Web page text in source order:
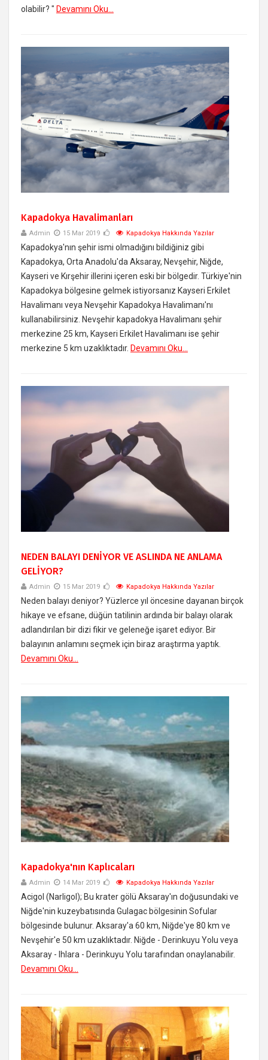
olabilir? " Devamını Oku...
Kapadokya Havalimanları
Admin 15 Mar 2019 Kapadokya Hakkında Yazılar
Kapadokya'nın şehir ismi olmadığını bildiğiniz gibi
Kapadokya, Orta Anadolu'da Aksaray, Nevşehir, Niğde,
Kayseri ve Kırşehir illerini içeren eski bir bölgedir. Türkiye'nin
Kapadokya bölgesine gelmek istiyorsanız Kayseri Erkilet
Havalimanı veya Nevşehir Kapadokya Havalimanı'nı
kullanabilirsiniz. Nevşehir kapadokya Havalimanı şehir
merkezine 25 km, Kayseri Erkilet Havalimanı ise şehir
merkezine 5 km uzaklıktadır. Devamını Oku...
NEDEN BALAYI DENİYOR VE ASLINDA NE ANLAMA
GELİYOR?
Admin 15 Mar 2019 Kapadokya Hakkında Yazılar
Neden balayı deniyor? Yüzlerce yıl öncesine dayanan birçok
hikaye ve efsane, düğün tatilinin ardında bir balayı olarak
adlandırılan bir dizi fikir ve geleneğe işaret ediyor. Bir
balayının anlamını seçmek için biraz araştırma yaptık.
Devamını Oku...
Kapadokya'nın Kaplıcaları
Admin 14 Mar 2019 Kapadokya Hakkında Yazılar
Acigol (Narligol); Bu krater gölü Aksaray'ın doğusundaki ve
Niğde'nin kuzeybatısında Gulagac bölgesinin Sofular
bölgesinde bulunur. Aksaray'a 60 km, Niğde'ye 80 km ve
Nevşehir'e 50 km uzaklıktadır. Niğde - Derinkuyu Yolu veya
Aksaray - Ihlara - Derinkuyu Yolu tarafından onaylanabilir.
Devamını Oku...